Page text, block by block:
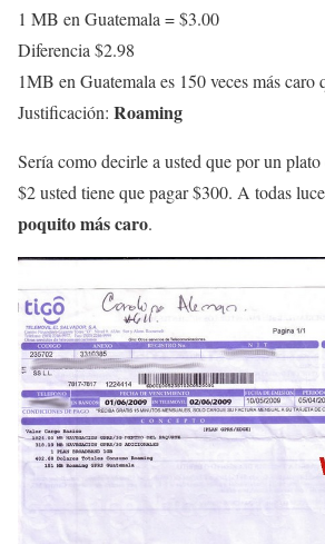
1 MB en Guatemala = $3.00
Diferencia $2.98
1MB en Guatemala es 150 veces más caro
Justificación: Roaming
Sería como decirle a usted que por un
$2 usted tiene que pagar $300. A todas
poquito más caro.